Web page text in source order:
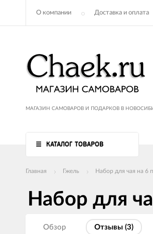
О компании Доставка и оплата
МАГАЗИН САМОВАРОВ И ПОДАРКОВ В
КАТАЛОГ ТОВАРОВ
Главная Гжель Набор для чая на 6
Набор для
Обзор Отзывы (3)